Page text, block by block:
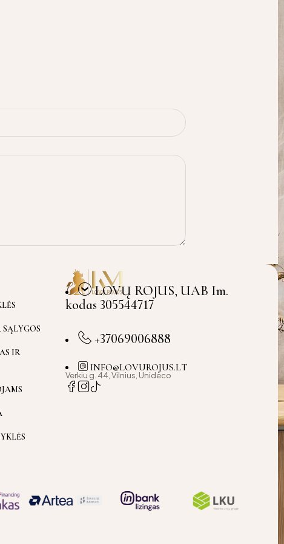
IR
LOVŲ ROJUS, UAB Im.
kodas 305544717
+37069006888
INFO@LOVUROJUS.LT
Verkiu g. 44, Vilnius, Unideco